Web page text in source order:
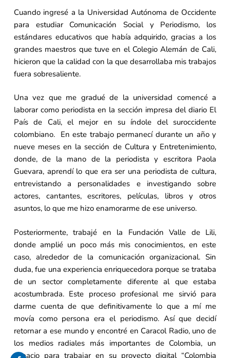
Cuando ingresé a la Universidad Autónoma de Occidente
para estudiar Comunicación Social y Periodismo, los
estándares educativos que había adquirido, gracias a los
grandes maestros que tuve en el Colegio Alemán de Cali,
hicieron que la calidad con la que desarrollaba mis trabajos
fuera sobresaliente.
Una vez que me gradué de la universidad comencé a
laborar como periodista en la sección impresa del diario El
País de Cali, el mejor en su índole del suroccidente
colombiano. En este trabajo permanecí durante un año y
nueve meses en la sección de Cultura y Entretenimiento,
donde, de la mano de la periodista y escritora Paola
Guevara, aprendí lo que era ser una periodista de cultura,
entrevistando a personalidades e investigando sobre
actores, cantantes, escritores, películas, libros y otros
asuntos, lo que me hizo enamorarme de ese universo.
Posteriormente, trabajé en la Fundación Valle de Lili,
donde amplié un poco más mis conocimientos, en este
caso, alrededor de la comunicación organizacional. Sin
duda, fue una experiencia enriquecedora porque se trataba
de un sector completamente diferente al que estaba
acostumbrada. Este proceso profesional me sirvió para
darme cuenta de que definitivamente lo que a mí me
movía como persona era el periodismo. Así que decidí
retornar a ese mundo y encontré en Caracol Radio, uno de
los medios radiales más importantes de Colombia, un
espacio para trabajar en su proyecto digital “Colombia